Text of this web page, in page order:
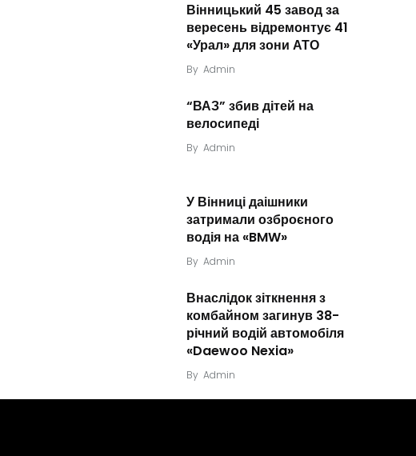
Вінницький 45 завод за
вересень відремонтує 41
«Урал» для зони АТО
By Admin
“ВАЗ” збив дітей на
велосипеді
By Admin
У Вінниці даішники
затримали озброєного
водія на «BMW»
By Admin
Внаслідок зіткнення з
комбайном загинув 38-
річний водій автомобіля
«Daewoo Nexia»
By Admin